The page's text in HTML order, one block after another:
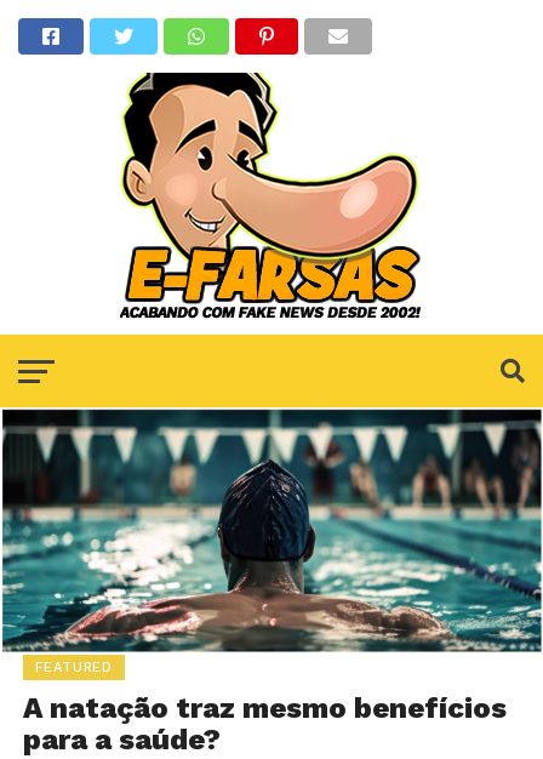
FEATURED
A natação traz mesmo benefícios
para a saúde?